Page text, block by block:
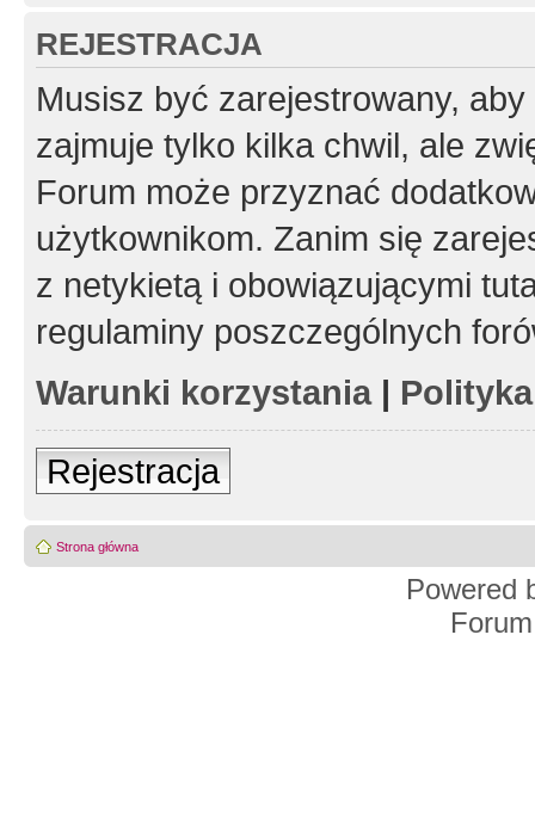
REJESTRACJA
Musisz być zarejestrowany,
zajmuje tylko kilka chwil, ale
Forum może przyznać
użytkownikom. Zanim się
z netykietą i obowiązującymi
regulaminy poszczególnych
Warunki korzystania|
Rejestracja
Strona główna
Powered